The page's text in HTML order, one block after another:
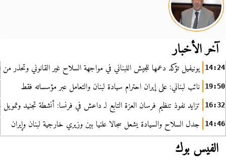
آخر الأخبار
14:24 يونيفيل تؤكد دعمها للجيش اللبناني في مواجهة السلاح غير القانوني وتحذر من
19:50 نائب لبناني: على إيران احترام سيادة لبنان والتعامل عبر مؤسساته فقط
16:32 تزايد نفوذ تنظيم فرسان العزة التابع لـ داعش في فرنسا: أنشطة تجنيد
14:46 جدل السلاح والسيادة يشعل سجالا علنيا بين وزيري خارجية لبنان وإيران
الفيس بوك